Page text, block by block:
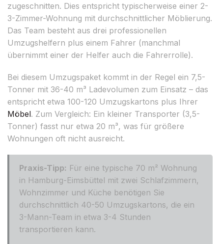
zugeschnitten. Dies entspricht typischerweise einer 2-
3-Zimmer-Wohnung mit durchschnittlicher Möblierung.
Das Team besteht aus drei professionellen
Umzugshelfern plus einem Fahrer (manchmal
übernimmt einer der Helfer auch die Fahrerrolle).
Bei diesem Umzugspaket kommt in der Regel ein 7,5-
Tonner mit 36-40 m³ Ladevolumen zum Einsatz – das
entspricht etwa 100-120 Umzugskartons plus Ihrer
Möbel. Zum Vergleich: Ein kleiner Transporter (3,5-
Tonner) fasst nur etwa 20 m³, was für größere
Wohnungen oft nicht ausreicht.
Praxis-Tipp: Für eine typische 70 m² Wohnung
in Hamburg-Eimsbüttel mit zwei Schlafzimmern,
Wohnzimmer und Küche benötigen Sie
durchschnittlich 40-50 Umzugskartons, die ein
3-Mann-Team in etwa 3-4 Stunden
transportieren kann.